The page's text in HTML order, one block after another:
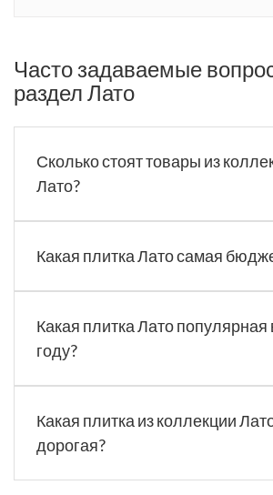
Часто задаваемые
раздел Лато
Сколько стоят товары из
Лато?
Какая плитка Лато самая
Какая плитка Лато популярная
году?
Какая плитка из коллекции
дорогая?